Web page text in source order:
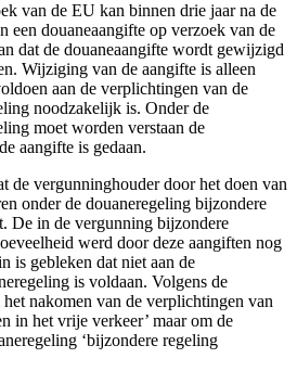
van de EU kan binnen drie jaar na de
een douaneaangifte op verzoek van de
dat de douaneaangifte wordt gewijzigd
Wijziging van de aangifte is alleen
aan de verplichtingen van de
noodzakelijk is. Onder de
moet worden verstaan de
aangifte is gedaan.
de vergunninghouder door het doen van
onder de douaneregeling bijzondere
De in de vergunning bijzondere
werd door deze aangiften nog
is gebleken dat niet aan de
is voldaan. Volgens de
nakomen van de verplichtingen van
in het vrije verkeer’ maar om de
‘bijzondere regeling